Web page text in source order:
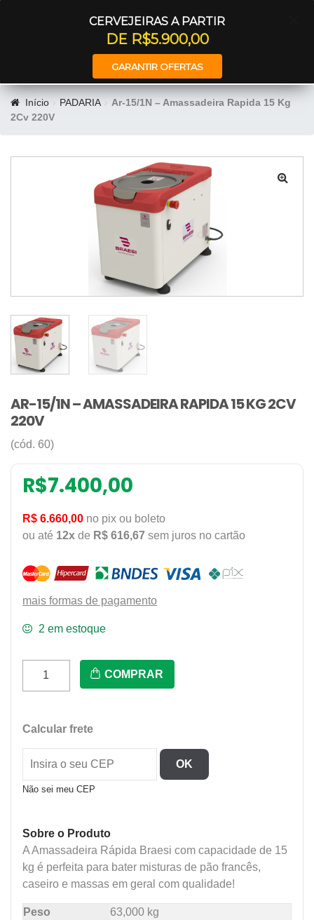
CERVEJEIRAS A PARTIR
DE R$5.900,00
GARANTIR OFERTAS
Início PADARIA
Ar-15/1N – Amassadeira Rapida 15 Kg
2Cv 220V
AR-15/1N – AMASSADEIRA RAPIDA 15 KG 2CV
220V
(cód. 60)
R$7.400,00
R$ 6.660,00 no pix ou boleto
ou até 12x de R$ 616,67 sem juros no cartão
mais formas de pagamento
2 em estoque
Rapida
15
Kg
2Cv
COMPRAR
Calcular frete
OK
Não sei meu CEP
Sobre o Produto
A Amassadeira Rápida Braesi com capacidade de 15
kg é perfeita para bater misturas de pão francês,
caseiro e massas em geral com qualidade!
Peso
63,000 kg